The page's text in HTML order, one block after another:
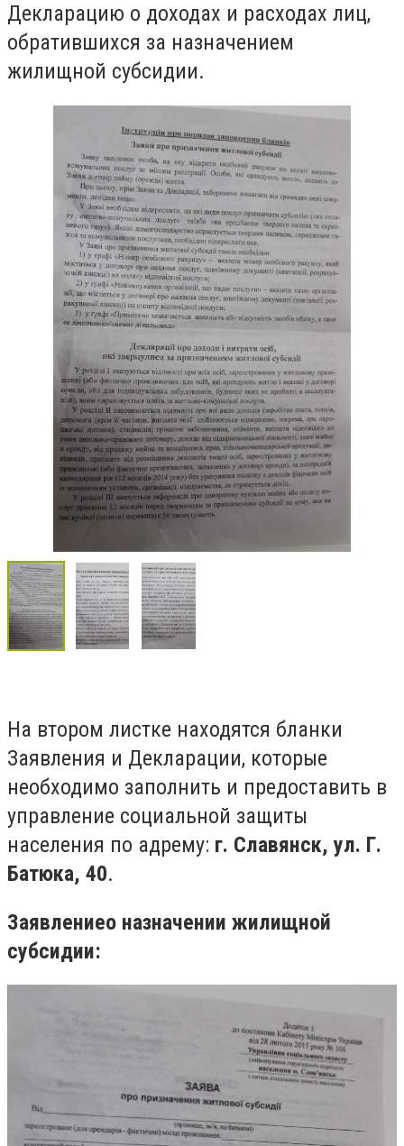
Декларацию о доходах и расходах лиц,
обратившихся за назначением
жилищной субсидии.
На втором листке находятся бланки
Заявления и Декларации, которые
необходимо заполнить и предоставить в
управление социальной защиты
населения по адрему: г. Славянск, ул. Г.
Батюка, 40.
Заявлениео назначении жилищной
субсидии: